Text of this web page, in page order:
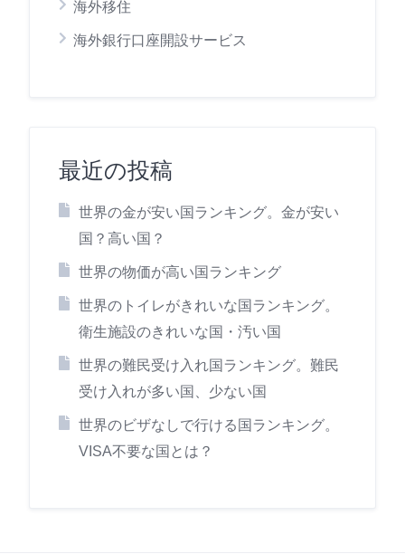
海外移住
海外銀行口座開設サービス
最近の投稿
世界の金が安い国ランキング。金が安い
国？高い国？
世界の物価が高い国ランキング
世界のトイレがきれいな国ランキング。
衛生施設のきれいな国・汚い国
世界の難民受け入れ国ランキング。難民
受け入れが多い国、少ない国
世界のビザなしで行ける国ランキング。
VISA不要な国とは？